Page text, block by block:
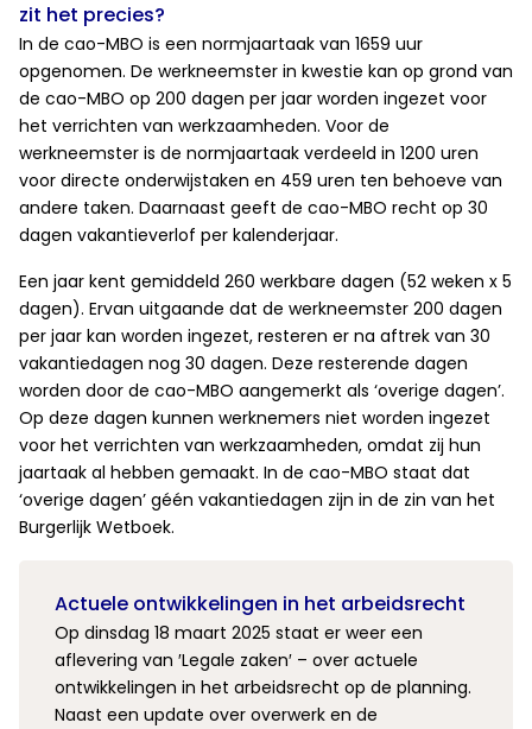
zit het precies?
In de cao-MBO is een normjaartaak van 1659 uur
opgenomen. De werkneemster in kwestie kan op grond van
de cao-MBO op 200 dagen per jaar worden ingezet voor
het verrichten van werkzaamheden. Voor de
werkneemster is de normjaartaak verdeeld in 1200 uren
voor directe onderwijstaken en 459 uren ten behoeve van
andere taken. Daarnaast geeft de cao-MBO recht op 30
dagen vakantieverlof per kalenderjaar.
Een jaar kent gemiddeld 260 werkbare dagen (52 weken x 5
dagen). Ervan uitgaande dat de werkneemster 200 dagen
per jaar kan worden ingezet, resteren er na aftrek van 30
vakantiedagen nog 30 dagen. Deze resterende dagen
worden door de cao-MBO aangemerkt als ‘overige dagen’.
Op deze dagen kunnen werknemers niet worden ingezet
voor het verrichten van werkzaamheden, omdat zij hun
jaartaak al hebben gemaakt. In de cao-MBO staat dat
‘overige dagen’ géén vakantiedagen zijn in de zin van het
Burgerlijk Wetboek.
Actuele ontwikkelingen in het arbeidsrecht
Op dinsdag 18 maart 2025 staat er weer een
aflevering van ′Legale zaken′ – over actuele
ontwikkelingen in het arbeidsrecht op de planning.
Naast een update over overwerk en de